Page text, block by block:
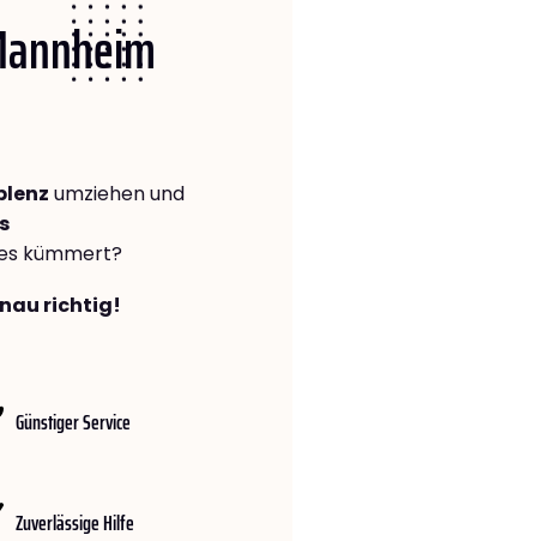
umziehen und
kümmert?
richtig!
Günstiger Service
Zuverlässige Hilfe